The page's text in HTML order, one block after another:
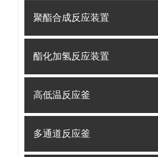
聚酯合成反应装置
酯化加氢反应装置
高低温反应釜
多通道反应釜